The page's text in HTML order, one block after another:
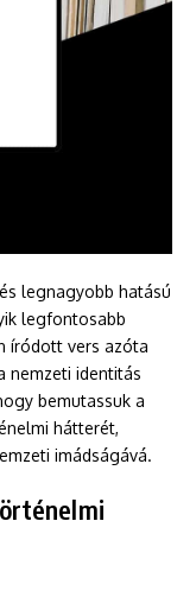
legnagyobb hatású
legfontosabb
íródott vers azóta
nemzeti identitás
bemutassuk a
hátterét,
imádságává.